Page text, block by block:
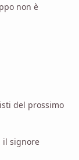
non è
del prossimo
il signore